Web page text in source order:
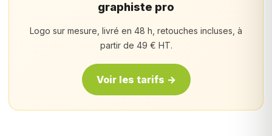
graphiste pro
Logo sur mesure, livré en 48 h, retouches incluses, à
partir de 49 € HT.
Voir les tarifs →